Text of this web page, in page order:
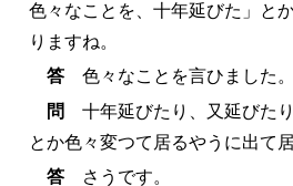
色々なことを、十年延びた」と
りますね。
答色々なことを言ひました。
問 十年延びたり、又延びた
とか色々変つて居るやうに出て
答さうです。